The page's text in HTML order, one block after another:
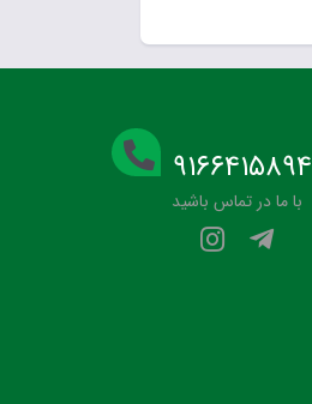
۹۱۶۶۴۱۵۸۹۴
با ما در تماس باشید